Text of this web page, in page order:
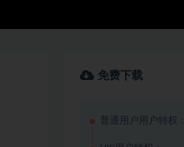
免费下载
普通用户用户特权：